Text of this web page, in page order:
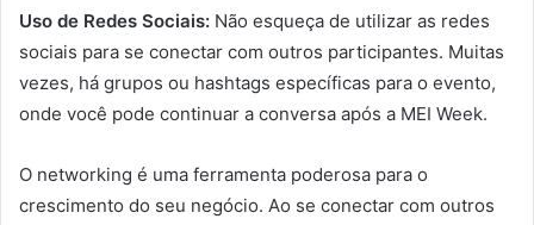
Uso de Redes Sociais: Não esqueça de utilizar as redes
sociais para se conectar com outros participantes. Muitas
vezes, há grupos ou hashtags específicas para o evento,
onde você pode continuar a conversa após a MEI Week.
O networking é uma ferramenta poderosa para o
crescimento do seu negócio. Ao se conectar com outros